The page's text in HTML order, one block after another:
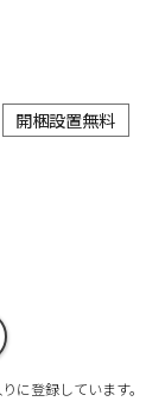
開梱設置無料
に登録しています。